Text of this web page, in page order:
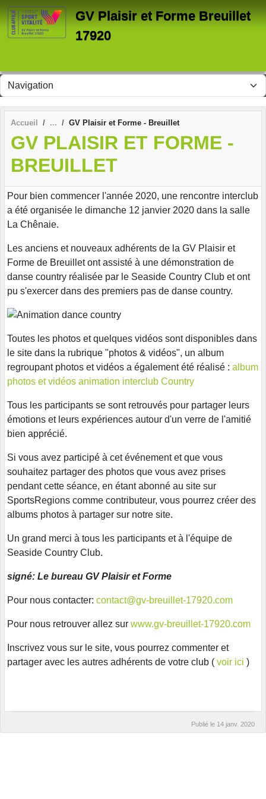
GV Plaisir et Forme Breuillet
17920
Accueil GV Plaisir et Forme - Breuillet
GV PLAISIR ET FORME -
BREUILLET
Pour bien commencer l'année 2020, une rencontre interclub
a été organisée le dimanche 12 janvier 2020 dans la salle
La Chênaie.
Les anciens et nouveaux adhérents de la GV Plaisir et
Forme de Breuillet ont assisté à une démonstration de
danse country réalisée par le Seaside Country Club et ont
pu s'exercer dans des premiers pas de danse country.
Toutes les photos et quelques vidéos sont disponibles dans
le site dans la rubrique "photos & vidéos", un album
regroupant photos et vidéos a également été réalisé : album
photos et vidéos animation interclub Country
Tous les participants se sont retrouvés pour partager leurs
émotions et leurs expériences autour d'un verre de l'amitié
bien apprécié.
Si vous avez participé à cet événement et que vous
souhaitez partager des photos que vous avez prises
pendant cette séance, en étant abonné au site sur
SportsRegions comme contributeur, vous pourrez créer des
albums photos à partager sur notre site.
Un grand merci à tous les participants et à l'équipe de
Seaside Country Club.
signé: Le bureau GV Plaisir et Forme
Pour nous contacter: contact@gv-breuillet-17920.com
Pour nous retrouver allez sur www.gv-breuillet-17920.com
Inscrivez vous sur le site, vous pourrez commenter et
partager avec les autres adhérents de votre club ( voir ici )
Publié le 14 janv. 2020
Panneau de gestion des cookies